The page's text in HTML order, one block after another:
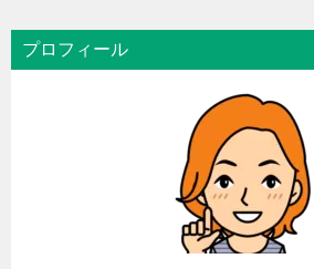
プロフィール